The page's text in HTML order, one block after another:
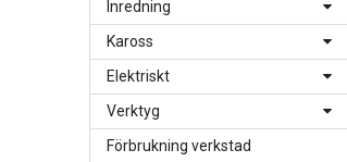
Inredning
Kaross
Elektriskt
Verktyg
Förbrukning verkstad